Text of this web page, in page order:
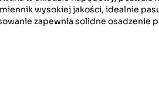
wysokiej jakości, idealnie
zapewnia solidne osadzenie